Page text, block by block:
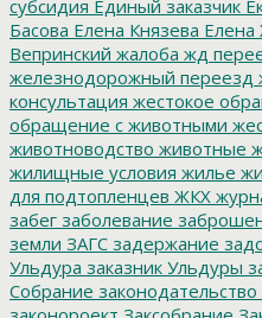
субсидия Единый заказчик
Басова Елена Князева Елена
Вепринский жалоба жд
железнодорожный переезд
консультация жестокое
обращение с животными
животноводство животные
жилищные условия жилье
для подтопленцев ЖКХ
забег заболевание
земли ЗАГС задержание
Ульдура заказник Ульдуры
Собрание законодательство